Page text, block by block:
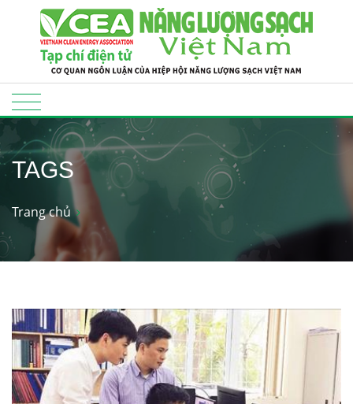
TAGS
Trang chủ